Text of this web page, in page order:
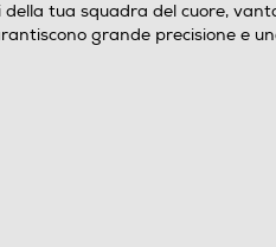
tua squadra del cuore,
grande precisione e